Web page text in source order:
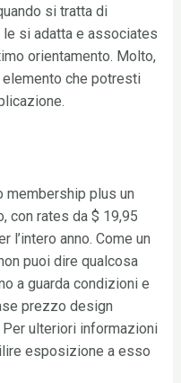
si tratta di
si adatta e associates
orientamento. Molto,
che potresti
membership plus un
con rates da $ 19,95
l’intero anno. Come un
puoi dire qualcosa
a guarda condizioni e
prezzo design
ulteriori informazioni
esposizione a esso